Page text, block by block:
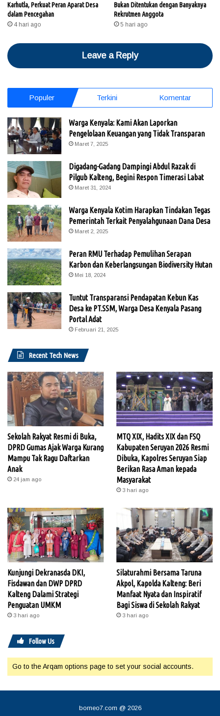
Karhutla, Perkuat Peran Aparat Desa
dalam Pencegahan
4 hari ago
Bukan Ditentukan dengan Banyaknya
Rekrutmen Anggota
5 hari ago
Leave a Reply
Populer Terkini Komentar
Warga Kenyala: Kami Akan Laporkan
Pengelolaan Keuangan yang Tidak Transparan
Maret 7, 2025
Digadang-Gadang Dampingi Abdul Razak di
Pilgub Kalteng, Begini Respon Timerasi Labat
Maret 31, 2024
Warga Kenyala Kotim Harapkan Tindakan Tegas
Pemerintah Terkait Penyalahgunaan Dana Desa
Maret 2, 2025
Peran RMU Terhadap Pemulihan Serapan
Karbon dan Keberlangsungan Biodiversity Hutan
Mei 18, 2024
Tuntut Transparansi Pendapatan Kebun Kas
Desa ke PT.SSM, Warga Desa Kenyala Pasang
Portal Adat
Februari 21, 2025
Recent Tech News
Sekolah Rakyat Resmi di Buka,
DPRD Gumas Ajak Warga Kurang
Mampu Tak Ragu Daftarkan
Anak
24 jam ago
MTQ XIX, Hadits XIX dan FSQ
Kabupaten Seruyan 2026 Resmi
Dibuka, Kapolres Seruyan Siap
Berikan Rasa Aman kepada
Masyarakat
3 hari ago
Kunjungi Dekranasda DKI,
Fisdawan dan DWP DPRD
Kalteng Dalami Strategi
Penguatan UMKM
3 hari ago
Silaturahmi Bersama Taruna
Akpol, Kapolda Kalteng: Beri
Manfaat Nyata dan Inspiratif
Bagi Siswa di Sekolah Rakyat
3 hari ago
Follow Us
Go to the Arqam options page to set your social accounts.
borneo7.com @ 2026